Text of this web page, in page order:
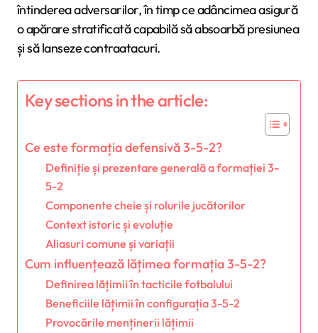
întinderea adversarilor, în timp ce adâncimea asigură
o apărare stratificată capabilă să absoarbă presiunea
și să lanseze contraatacuri.
Key sections in the article:
Ce este formația defensivă 3-5-2?
Definiție și prezentare generală a formației 3-
5-2
Componente cheie și rolurile jucătorilor
Context istoric și evoluție
Aliasuri comune și variații
Cum influențează lățimea formația 3-5-2?
Definirea lățimii în tacticile fotbalului
Beneficiile lățimii în configurația 3-5-2
Provocările menținerii lățimii